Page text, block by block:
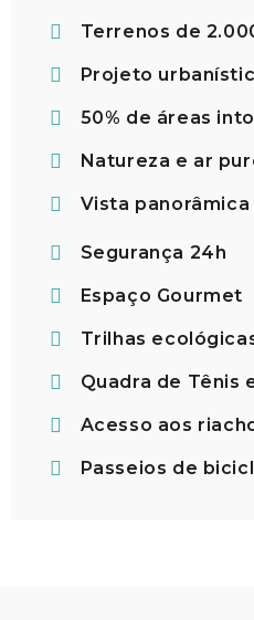
Terrenos de
Projeto
50% de áreas
Natureza e ar
Vista panorâmica
Segurança 24h
Espaço Gourmet
Trilhas
Quadra de Tênis
Acesso aos
Passeios de